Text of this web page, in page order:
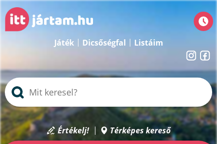
Játék Dicsőségfal Listáim
Értékelj! Térképes kereső